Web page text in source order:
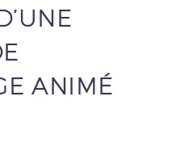
ANIMÉ